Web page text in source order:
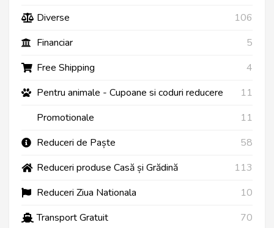
Diverse
106
Financiar
5
Free Shipping
4
Pentru animale - Cupoane si coduri reducere
11
Promotionale
11
Reduceri de Paște
58
Reduceri produse Casă și Grădină
113
Reduceri Ziua Nationala
10
Transport Gratuit
70